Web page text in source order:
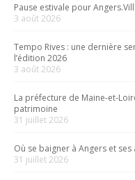
Pause estivale pour
3 août 2026
Tempo Rives : une dernière
l’édition 2026
3 août 2026
La préfecture de Maine-et-
patrimoine
31 juillet 2026
Où se baigner à Angers et ses
31 juillet 2026